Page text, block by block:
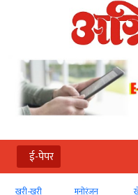
ई-पेपर
खरी-खरी मनोरंजन खेल